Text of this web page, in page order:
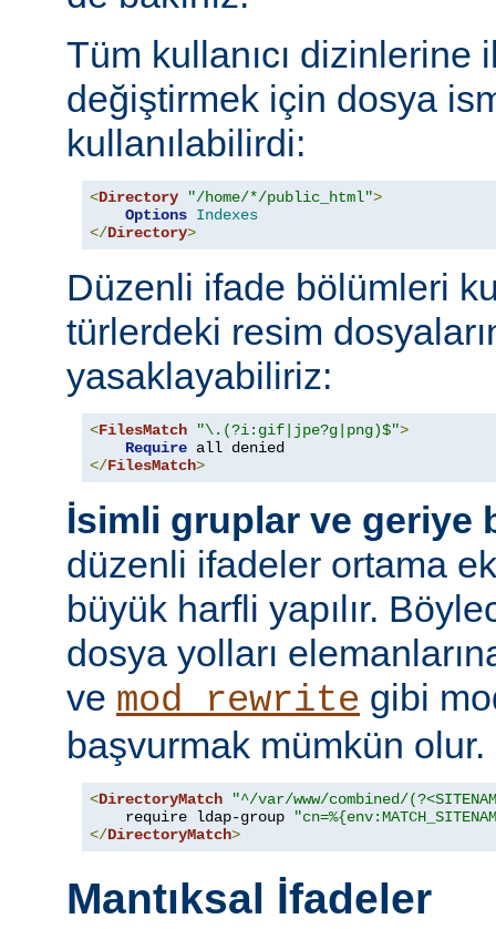
Tüm kullanıcı dizinlerine
değiştirmek için dosya
kullanılabilirdi:
<Directory "/home/*/public_html">
Options Indexes
</Directory>
Düzenli ifade bölümleri
türlerdeki resim
yasaklayabiliriz:
<FilesMatch "\.(?i:gif|jpe?g|png)$">
Require
</FilesMatch>
İsimli gruplar ve geriye
düzenli ifadeler ortama
büyük harfli yapılır.
dosya yolları
ve mod_rewrite gibi
başvurmak mümkün olur.
<DirectoryMatch
"^/var/www/combined/
    require ldap-group
</DirectoryMatch>
Mantıksal İfadeler